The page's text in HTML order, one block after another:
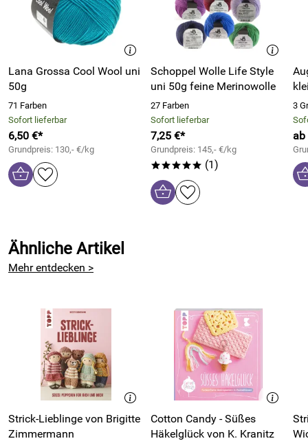
Lana Grossa Cool Wool uni
50g
71 Farben
Sofort lieferbar
6,50 €*
Grundpreis: 130,- €/kg
Schoppel Wolle Life Style
uni 50g feine Merinowolle
27 Farben
Sofort lieferbar
7,25 €*
Grundpreis: 145,- €/kg
***** (1)
3
ab
Ähnliche Artikel
Mehr entdecken >
Strick-Lieblinge von Brigitte
Zimmermann
Cotton Candy - Süßes
Häkelglück von K. Kranitz